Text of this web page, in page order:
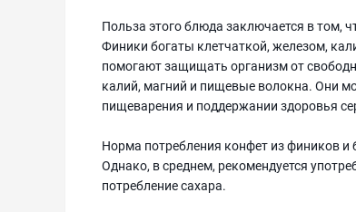
Польза этого блюда заключается в том,
Финики богаты клетчаткой, железом,
помогают защищать организм от
калий, магний и пищевые волокна. Они
пищеварения и поддержании здоровья
Норма потребления конфет из фиников и
Однако, в среднем, рекомендуется
потребление сахара.